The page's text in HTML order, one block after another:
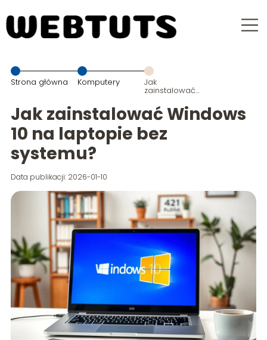
Strona główna Komputery Jak
zainstalować
laptopie bez
systemu?
Jak zainstalować Windows
10 na laptopie bez
systemu?
Data publikacji: 2026-01-10